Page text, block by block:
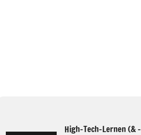
High-Tech-Lernen (& -